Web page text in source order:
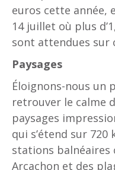
euros cette année,
14 juillet où plus
sont attendues sur
Paysages
Éloignons-nous un
retrouver le calme
paysages
qui s’étend sur 720
stations
Arcachon et des